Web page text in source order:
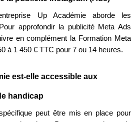
Up Académie aborde les
approfondir la publicité Meta Ads
en complément la Formation Meta
à 1 450 € TTC pour 7 ou 14 heures.
est-elle accessible aux
handicap
peut être mis en place pour